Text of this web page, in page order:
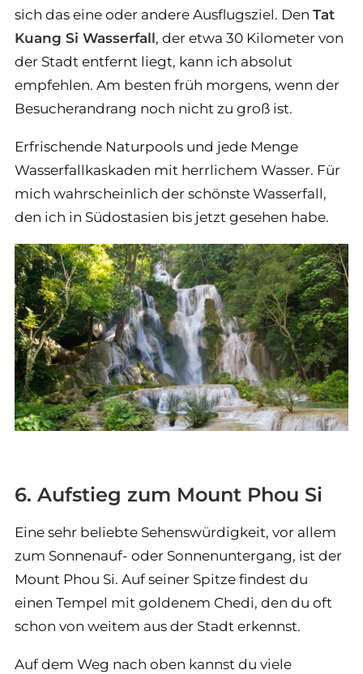
sich das eine oder andere Ausflugsziel. Den Tat
Kuang Si Wasserfall, der etwa 30 Kilometer von
der Stadt entfernt liegt, kann ich absolut
empfehlen. Am besten früh morgens, wenn der
Besucherandrang noch nicht zu groß ist.
Erfrischende Naturpools und jede Menge
Wasserfallkaskaden mit herrlichem Wasser. Für
mich wahrscheinlich der schönste Wasserfall,
den ich in Südostasien bis jetzt gesehen habe.
6. Aufstieg zum Mount Phou Si
Eine sehr beliebte Sehenswürdigkeit, vor allem
zum Sonnenauf- oder Sonnenuntergang, ist der
Mount Phou Si. Auf seiner Spitze findest du
einen Tempel mit goldenem Chedi, den du oft
schon von weitem aus der Stadt erkennst.
Auf dem Weg nach oben kannst du viele